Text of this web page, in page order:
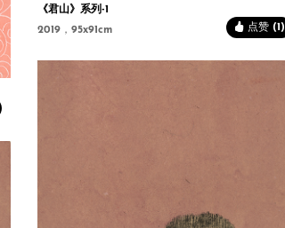
《君山》系列-1
2019，95x91cm
点赞 (1)